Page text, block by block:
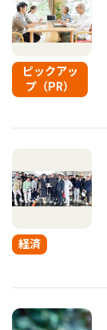
ピックアッ
プ（PR）
経済